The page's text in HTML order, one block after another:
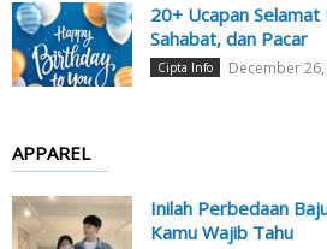
20+ Ucapan Selamat
Sahabat, dan Pacar
Cipta Info December
APPAREL
Inilah Perbedaan
Kamu Wajib Tahu